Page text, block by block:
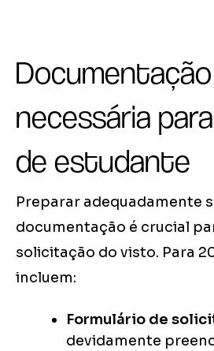
Documentação
necessária
de estudante
Preparar adequadamente
documentação é crucial
solicitação do visto. Para
incluem:
Formulário de
devidamente